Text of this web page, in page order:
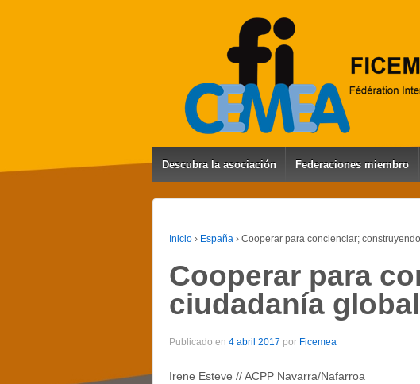
Descubra la asociación Federaciones miembro
Inicio › España › Cooperar para concienciar;
Cooperar para
ciudadanía global
Publicado en 4 abril 2017 por Ficemea
Irene Esteve // ACPP Navarra/Nafarroa